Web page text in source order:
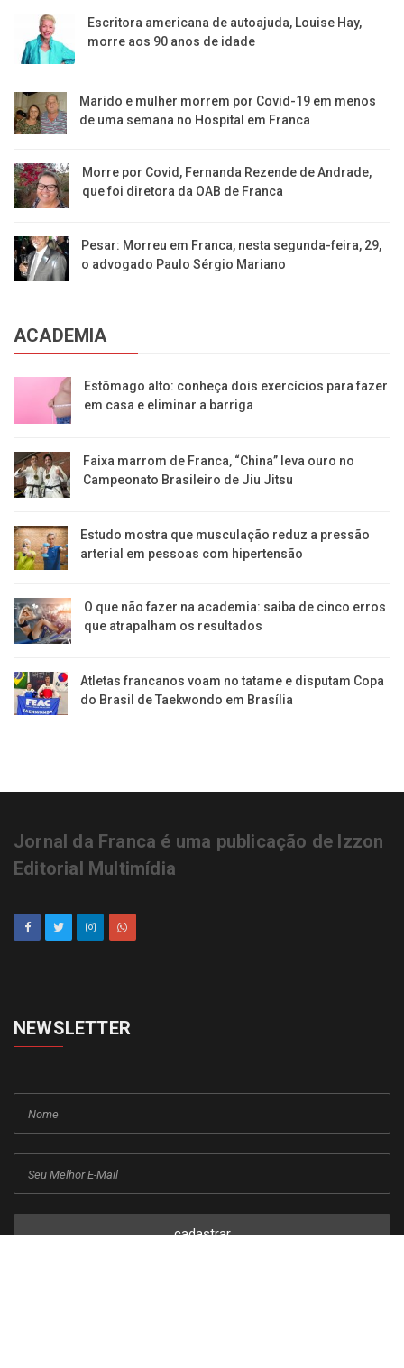
Escritora americana de autoajuda, Louise Hay,
morre aos 90 anos de idade
Marido e mulher morrem por Covid-19 em menos
de uma semana no Hospital em Franca
Morre por Covid, Fernanda Rezende de Andrade,
que foi diretora da OAB de Franca
Pesar: Morreu em Franca, nesta segunda-feira, 29,
o advogado Paulo Sérgio Mariano
ACADEMIA
Estômago alto: conheça dois exercícios para fazer
em casa e eliminar a barriga
Faixa marrom de Franca, “China” leva ouro no
Campeonato Brasileiro de Jiu Jitsu
Estudo mostra que musculação reduz a pressão
arterial em pessoas com hipertensão
O que não fazer na academia: saiba de cinco erros
que atrapalham os resultados
Atletas francanos voam no tatame e disputam Copa
do Brasil de Taekwondo em Brasília
Jornal da Franca é uma publicação de Izzon
Editorial Multimídia
NEWSLETTER
cadastrar